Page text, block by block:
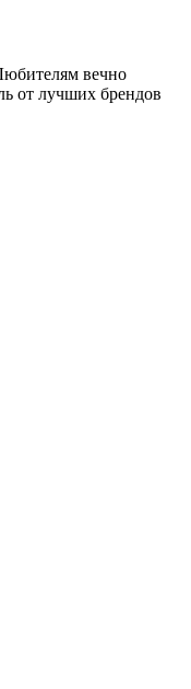
вечно
от лучших брендов